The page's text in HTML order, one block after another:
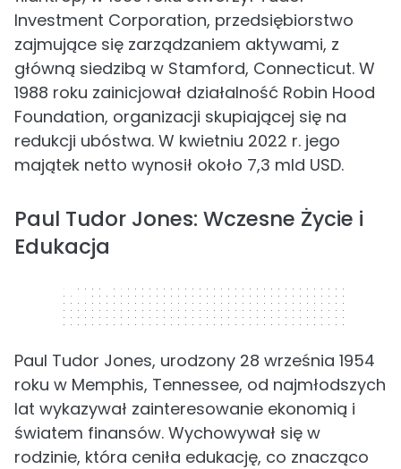
Investment Corporation, przedsiębiorstwo
zajmujące się zarządzaniem aktywami, z
główną siedzibą w Stamford, Connecticut. W
1988 roku zainicjował działalność Robin Hood
Foundation, organizacji skupiającej się na
redukcji ubóstwa. W kwietniu 2022 r. jego
majątek netto wynosił około 7,3 mld USD.
Paul Tudor Jones: Wczesne Życie i
Edukacja
320 x 50
Paul Tudor Jones, urodzony 28 września 1954
roku w Memphis, Tennessee, od najmłodszych
lat wykazywał zainteresowanie ekonomią i
światem finansów. Wychowywał się w
rodzinie, która ceniła edukację, co znacząco